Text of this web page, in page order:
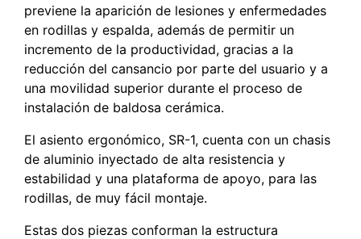
previene la aparición de lesiones y enfermedades
en rodillas y espalda, además de permitir un
incremento de la productividad, gracias a la
reducción del cansancio por parte del usuario y a
una movilidad superior durante el proceso de
instalación de baldosa cerámica.
El asiento ergonómico, SR-1, cuenta con un chasis
de aluminio inyectado de alta resistencia y
estabilidad y una plataforma de apoyo, para las
rodillas, de muy fácil montaje.
Estas dos piezas conforman la estructura